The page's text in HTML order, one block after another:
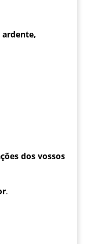
dos vossos
.